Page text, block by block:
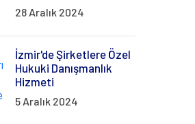
28 Aralık 2024
İzmir'de Şirketlere Özel
Hukuki Danışmanlık
Hizmeti
5 Aralık 2024